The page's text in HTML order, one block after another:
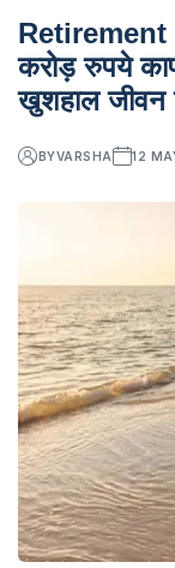
Retirement
करोड़ रुपये
खुशहाल जीवन
BYVARSHA 12